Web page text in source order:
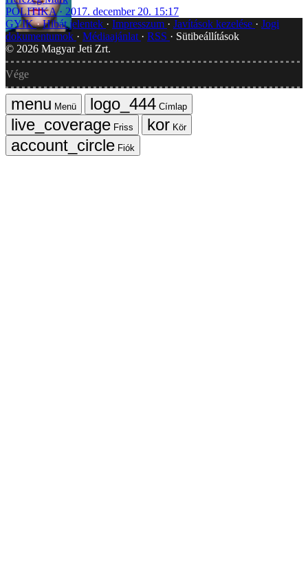
POLITIKA
2017. december 20. 15:17
GYIK Hibát jelentek Impresszum Javítások kezelése
Jogi
dokumentumok
Médiaajánlat RSS
Sütibeállítások
© 2026 Magyar Jeti Zrt.
Vége
Menü
Címlap
Friss
Kör
Fiók